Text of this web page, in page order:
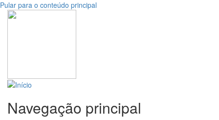
Pular para o conteúdo principal
Navegação principal